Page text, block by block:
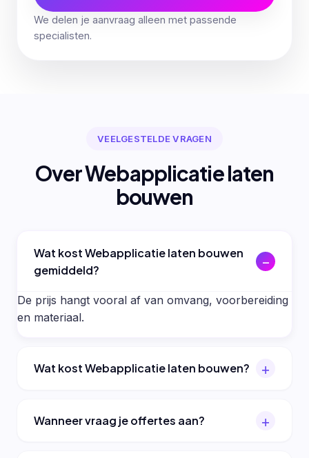
We delen je aanvraag alleen met passende
specialisten.
VEELGESTELDE VRAGEN
Over Webapplicatie laten
bouwen
Wat kost Webapplicatie laten bouwen
gemiddeld?
De prijs hangt vooral af van omvang, voorbereiding
en materiaal.
Wat kost Webapplicatie laten bouwen?
Wanneer vraag je offertes aan?